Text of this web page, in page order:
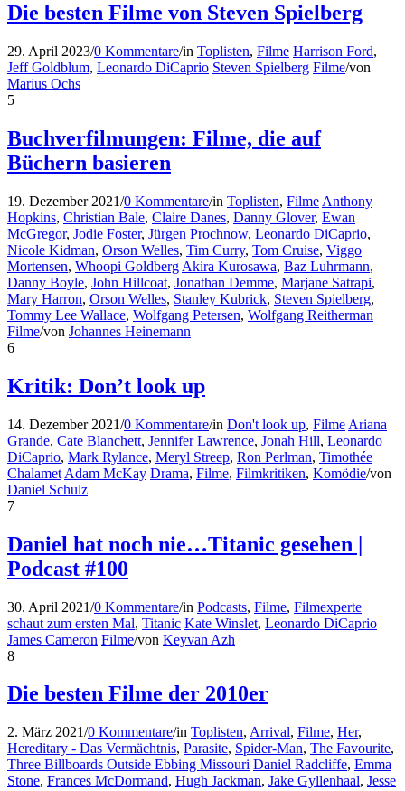
Die besten Filme von Steven Spielberg
29. April 2023/0 Kommentare/in Toplisten, Filme Harrison Ford,
Jeff Goldblum, Leonardo DiCaprio Steven Spielberg Filme/von
Marius Ochs
5
Buchverfilmungen: Filme, die auf
Büchern basieren
19. Dezember 2021/0 Kommentare/in Toplisten, Filme Anthony
Hopkins, Christian Bale, Claire Danes, Danny Glover, Ewan
McGregor, Jodie Foster, Jürgen Prochnow, Leonardo DiCaprio,
Nicole Kidman, Orson Welles, Tim Curry, Tom Cruise, Viggo
Mortensen, Whoopi Goldberg Akira Kurosawa, Baz Luhrmann,
Danny Boyle, John Hillcoat, Jonathan Demme, Marjane Satrapi,
Mary Harron, Orson Welles, Stanley Kubrick, Steven Spielberg,
Tommy Lee Wallace, Wolfgang Petersen, Wolfgang Reitherman
Filme/von Johannes Heinemann
6
Kritik: Don’t look up
14. Dezember 2021/0 Kommentare/in Don't look up, Filme Ariana
Grande, Cate Blanchett, Jennifer Lawrence, Jonah Hill, Leonardo
DiCaprio, Mark Rylance, Meryl Streep, Ron Perlman, Timothée
Chalamet Adam McKay Drama, Filme, Filmkritiken, Komödie/von
Daniel Schulz
7
Daniel hat noch nie…Titanic gesehen |
Podcast #100
30. April 2021/0 Kommentare/in Podcasts, Filme, Filmexperte
schaut zum ersten Mal, Titanic Kate Winslet, Leonardo DiCaprio
James Cameron Filme/von Keyvan Azh
8
Die besten Filme der 2010er
2. März 2021/0 Kommentare/in Toplisten, Arrival, Filme, Her,
Hereditary - Das Vermächtnis, Parasite, Spider-Man, The Favourite,
Three Billboards Outside Ebbing Missouri Daniel Radcliffe, Emma
Stone, Frances McDormand, Hugh Jackman, Jake Gyllenhaal, Jesse